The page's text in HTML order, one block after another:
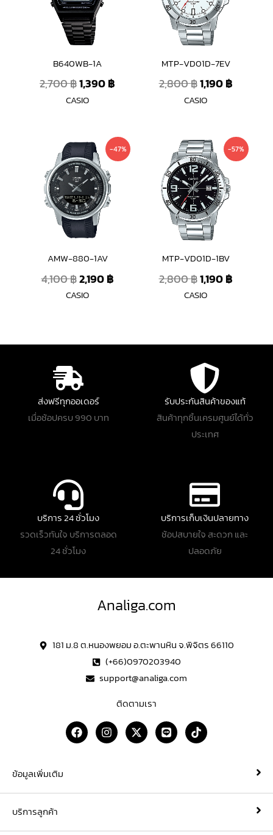
B640WB-1A
2,700฿1,390฿
CASIO
MTP-VD01D-7EV
2,800฿1,190฿
CASIO
-47%
AMW-880-1AV
4,100฿
Original
price
was:
4,100 ฿.
2,190฿
Current
price
CASIO
-57%
MTP-VD01D-1BV
2,800฿
Original
price
was:
2,800 ฿.
1,190฿
Current
price
CASIO
ส่งฟรีทุกออเดอร์
เมื่อช้อปครบ 990 บาท
รับประกันสินค้าของแท้
สินค้าทุกชิ้นเครมศูนย์ได้ทั่ว
ประเทศ
บริการ 24 ชั่วโมง
รวดเร็วทันใจ บริการตลอด
24 ชั่วโมง
บริการเก็บเงินปลายทาง
ช้อปสบายใจ สะดวก และ
ปลอดภัย
Analiga.com
181 ม.8 ต.หนองพยอม อ.ตะพานหิน จ.พิจิตร 66110
(+66)0970203940
support@analiga.com
ติดตามเรา
F
a
c
o
I
n
s
r
X
-
t
t
L
i
n
T
i
k
ข้อมูลเพิ่มเติม
บริการลูกค้า